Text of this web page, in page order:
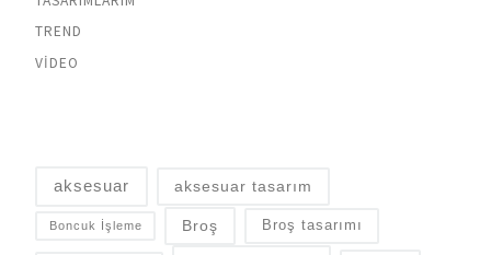
TREND
VIDEO
aksesuar aksesuar tasarım
Boncuk İşleme Broş Broş tasarımı